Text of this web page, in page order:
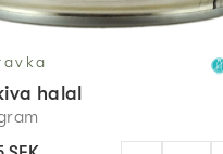
halal